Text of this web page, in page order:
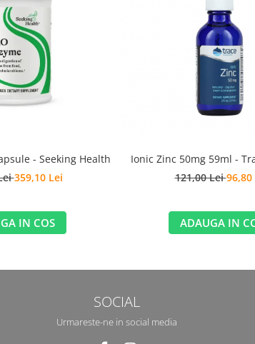
- Seeking Health
359,10 Lei
IN COS
Ionic Zinc 50mg 59ml -
121,00 Lei96,80
ADAUGA IN
SOCIAL
Urmareste-ne in social media